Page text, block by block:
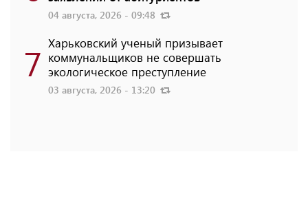
04 августа, 2026 - 09:48
7 Харьковский ученый призывает
коммунальщиков не совершать
экологическое преступление
03 августа, 2026 - 13:20